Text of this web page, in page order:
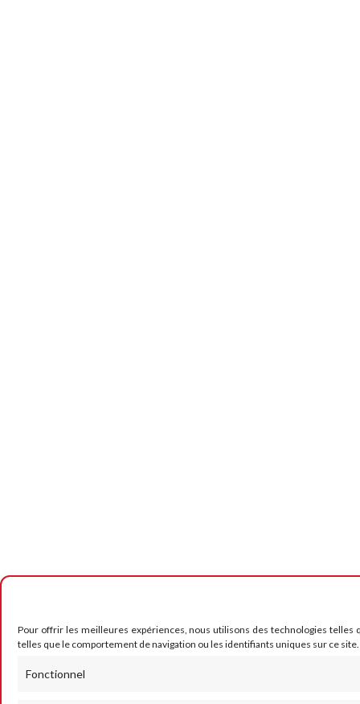
Pour offrir les meilleures expériences, nous utilisons des technologies telles
telles que le comportement de navigation ou les identifiants uniques sur ce
Fonctionnel